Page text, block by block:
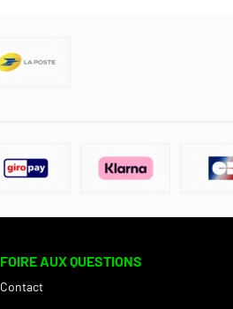
FOIRE AUX QUESTIONS
Contact